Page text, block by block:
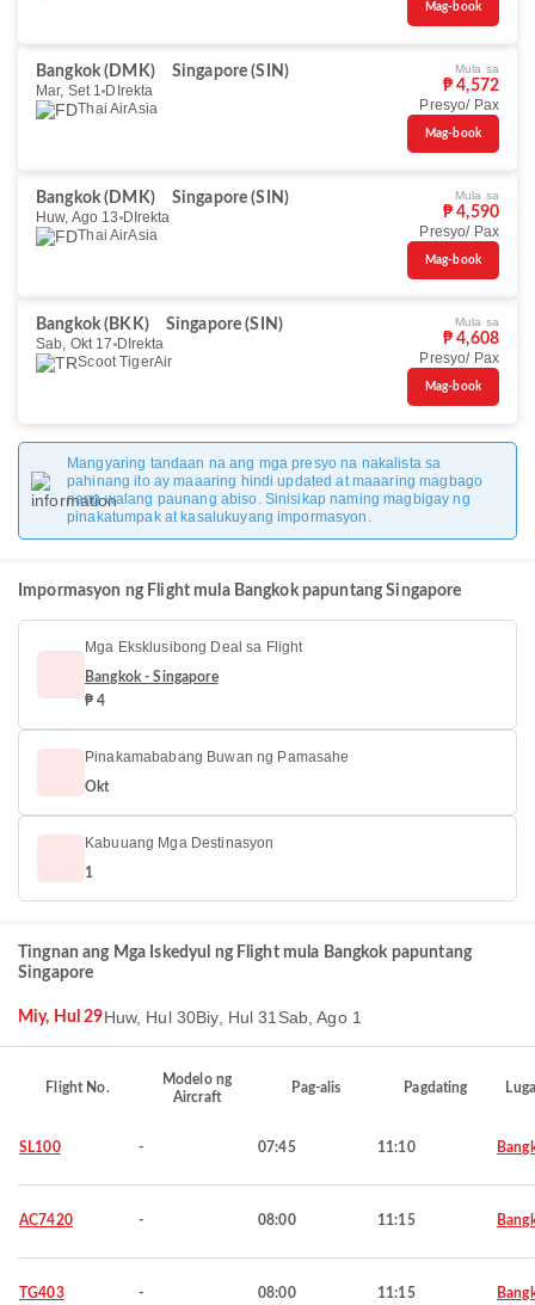
Mag-book
Bangkok (DMK)
Singapore (SIN)
Mar, Set 1 DIrekta
Thai AirAsia
Mula sa
₱ 4,572
Presyo/ Pax
Mag-book
Bangkok (DMK)
Singapore (SIN)
Huw, Ago 13 DIrekta
Thai AirAsia
Mula sa
₱ 4,590
Presyo/ Pax
Mag-book
Bangkok (BKK)
Singapore (SIN)
Sab, Okt 17 DIrekta
Scoot TigerAir
Mula sa
₱ 4,608
Presyo/ Pax
Mag-book
Mangyaring tandaan na ang mga presyo na nakalista sa
pahinang ito ay maaaring hindi updated at maaaring magbago
nang walang paunang abiso. Sinisikap naming magbigay ng
pinakatumpak at kasalukuyang impormasyon.
Impormasyon ng Flight mula Bangkok papuntang Singapore
Mga Eksklusibong Deal sa Flight
Bangkok - Singapore
₱ 4
Pinakamababang Buwan ng Pamasahe
Okt
Kabuuang Mga Destinasyon
1
Tingnan ang Mga Iskedyul ng Flight mula Bangkok papuntang
Singapore
Miy, Hul 29Huw, Hul 30Biy, Hul 31 Sab, Ago 1
Flight No.
Modelo ng
Aircraft
Pag-alis Pagdating
SL100 - 07:45 11:10
AC7420 - 08:00 11:15
TG403 - 08:00 11:15